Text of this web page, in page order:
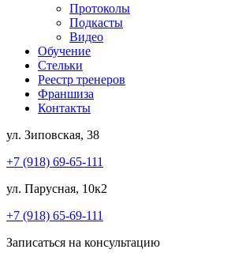
Протоколы
Подкасты
Видео
Обучение
Стельки
Реестр тренеров
Франшиза
Контакты
ул. Зиповская, 38
+7 (918) 69-65-111
ул. Парусная, 10к2
+7 (918) 65-69-111
Записаться на консультацию